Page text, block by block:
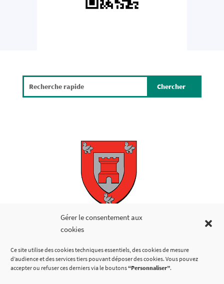
Gérer le consentement aux
cookies
Ce site utilise des cookies techniques essentiels, des cookies de mesure
d’audience et des services tiers pouvant déposer des cookies. Vous pouvez
accepter ou refuser ces derniers via le boutons“Personnaliser”.
Copyright © 2026